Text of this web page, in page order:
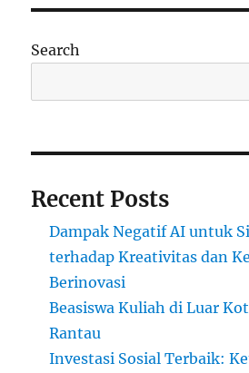
Search
Recent Posts
Dampak Negatif AI untuk
terhadap Kreativitas dan
Berinovasi
Beasiswa Kuliah di Luar
Rantau
Investasi Sosial Terbaik: